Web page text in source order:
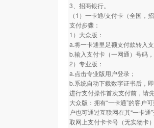
3、招商银行。
（1）一卡通/支付卡（全国，
支付步骤：
1）大众版：
a.将一卡通里足额支付款转入
b.输入支付卡（一网通）号码
2）专业版：
a.点击专业版用户登录；
b.系统自动下载数字证书后，
进行支付操作首次支付前，请
大众版：拥有“一卡通”的客户
户也可通过互联网在其“一卡
取网上支付卡卡号（无实物卡